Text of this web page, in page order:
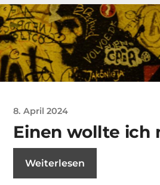
8. April 2024
Einen wollte ich
Weiterlesen